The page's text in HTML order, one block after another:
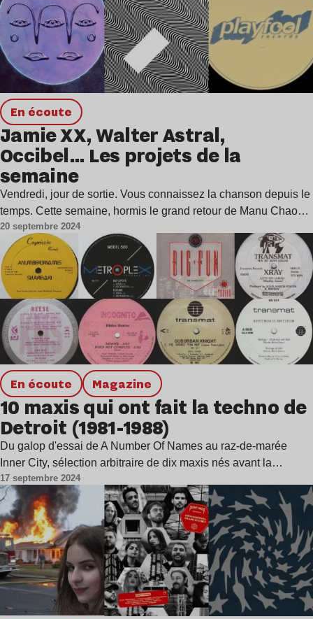
en écoute
Jamie XX, Walter Astral,
Occibel… Les projets de la
semaine
Vendredi, jour de sortie. Vous connaissez la chanson depuis le
temps. Cette semaine, hormis le grand retour de Manu Chao…
20 septembre 2024
en écoute magazine
10 maxis qui ont fait la techno de
Detroit (1981-1988)
Du galop d'essai de A Number Of Names au raz-de-marée
Inner City, sélection arbitraire de dix maxis nés avant la…
17 septembre 2024